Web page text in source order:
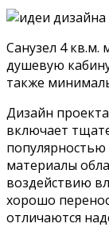
Санузел 4 кв.м.
душевую
также
Дизайн
включает
популярностью
материалы
воздействию
хорошо
отличаются